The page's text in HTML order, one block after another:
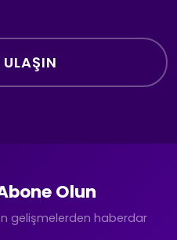
ULAŞIN
Olun
gelişmelerden haberdar